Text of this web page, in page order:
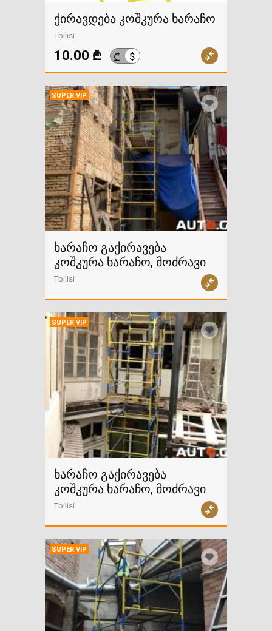
ქირავდება კოშკურა ხარაჩო
Tbilisi
10.00 ₾ ₾ $
SUPER VIP
ხარაჩო გაქირავება
კოშკურა ხარაჩო, მოძრავი
Tbilisi
SUPER VIP
ხარაჩო გაქირავება
კოშკურა ხარაჩო, მოძრავი
Tbilisi
SUPER VIP